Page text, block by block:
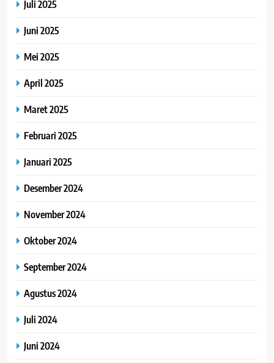
Juli 2025
Juni 2025
Mei 2025
April 2025
Maret 2025
Februari 2025
Januari 2025
Desember 2024
November 2024
Oktober 2024
September 2024
Agustus 2024
Juli 2024
Juni 2024